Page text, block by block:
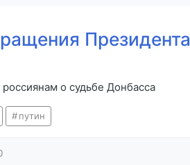
о судьбе Донбасса
путин